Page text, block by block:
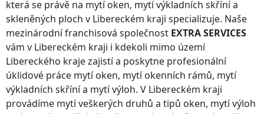
která se právě na mytí oken, mytí výkladních skříní a
skleněných ploch v Libereckém kraji specializuje. Naše
mezinárodní franchisová společnost EXTRA SERVICES
vám v Libereckém kraji i kdekoli mimo území
Libereckého krajezajistí a poskytne profesionální
úklidové práce mytí oken, mytí okenních rámů, mytí
výkladních skříní a mytí výloh. V Libereckém kraji
provádíme mytí veškerých druhů a tipů oken, mytí výloh